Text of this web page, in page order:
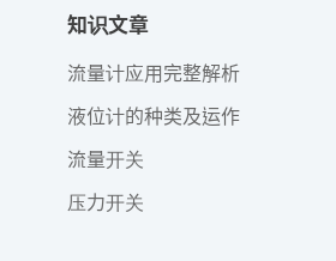
知识文章
流量计应用完整解析
液位计的种类及运作
流量开关
压力开关